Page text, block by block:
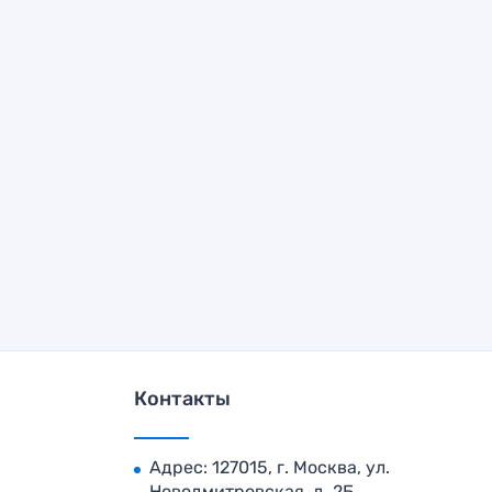
Контакты
Адрес: 127015, г. Москва, ул.